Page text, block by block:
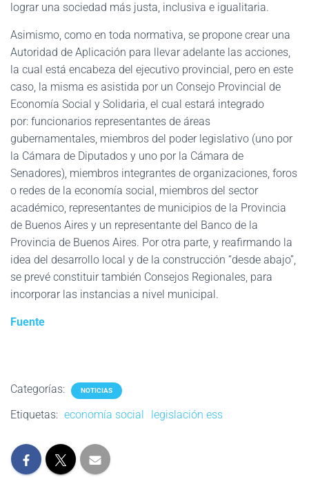
lograr una sociedad más justa, inclusiva e igualitaria.
Asimismo, como en toda normativa, se propone crear una
Autoridad de Aplicación para llevar adelante las acciones,
la cual está encabeza del ejecutivo provincial, pero en este
caso, la misma es asistida por un Consejo Provincial de
Economía Social y Solidaria, el cual estará integrado
por: funcionarios representantes de áreas
gubernamentales, miembros del poder legislativo (uno por
la Cámara de Diputados y uno por la Cámara de
Senadores), miembros integrantes de organizaciones, foros
o redes de la economía social, miembros del sector
académico, representantes de municipios de la Provincia
de Buenos Aires y un representante del Banco de la
Provincia de Buenos Aires. Por otra parte, y reafirmando la
idea del desarrollo local y de la construcción “desde abajo”,
se prevé constituir también Consejos Regionales, para
incorporar las instancias a nivel municipal.
Fuente
Categorías: NOTICIAS
Etiquetas: economía social legislación ess